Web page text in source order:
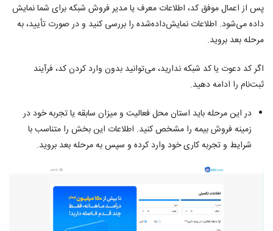
پس از اعمال موفق کد، اطلاعات معرف یا مدیر فروش شبکه برای شما نمایش
داده می‌شود.‎ اطلاعات نمایش‌داده‌شده را بررسی کنید و در صورت تأیید، به
مرحله بعد بروید.‎
اگر کد دعوت یا کد شبکه ندارید، می‌توانید بدون وارد کردن کد، فرآیند
ثبت‌نام را ادامه دهید.
در این مرحله باید استان محل فعالیت و میزان سابقه یا تجربه خود در
زمینه فروش بیمه را مشخص کنید.‎ اطلاعات این بخش را متناسب با
شرایط و تجربه کاری خود وارد کرده و سپس به مرحله بعد بروید.